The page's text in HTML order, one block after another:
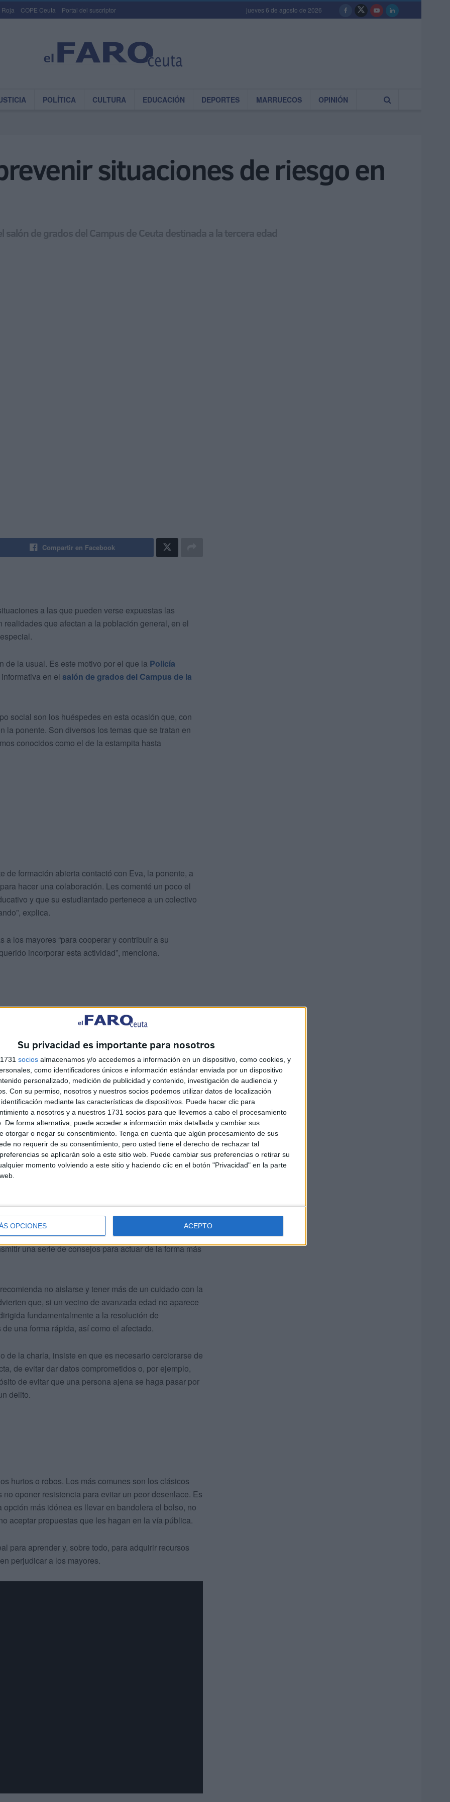
Su privacidad es importante para nosotros
socios almacenamos y/o accedemos a información en un dispositivo, como cookies, y
como identificadores únicos e información estándar enviada por un dispositivo
personalizado, medición de publicidad y contenido, investigación de audiencia y
Con su permiso, nosotros y nuestros socios podemos utilizar datos de localización
mediante las características de dispositivos. Puede hacer clic para
a nosotros y a nuestros 1731 socios para que llevemos a cabo el procesamiento
De forma alternativa, puede acceder a información más detallada y cambiar sus
otorgar o negar su consentimiento. Tenga en cuenta que algún procesamiento de sus
no requerir de su consentimiento, pero usted tiene el derecho de rechazar tal
se aplicarán solo a este sitio web. Puede cambiar sus preferencias o retirar su
momento volviendo a este sitio y haciendo clic en el botón "Privacidad" en la parte
OPCIONES ACEPTO
Roja COPE Ceuta Portal del suscriptor jueves 6 de agosto de 2026
POLÍTICA CULTURA EDUCACIÓN DEPORTES MARRUECOS OPINIÓN
situaciones de riesgo en
salón de grados del Campus de Ceuta destinada a la tercera edad
Compartir en Facebook
a las que pueden verse expuestas las
realidades que afectan a la población general, en el
de la usual. Es este motivo por el que la Policía
en el salón de grados del Campus de la
social son los huéspedes en esta ocasión que, con
la ponente. Son diversos los temas que se tratan en
conocidos como el de la estampita hasta
formación abierta contactó con Eva, la ponente, a
hacer una colaboración. Les comenté un poco el
y que su estudiantado pertenece a un colectivo
explica.
los mayores “para cooperar y contribuir a su
incorporar esta actividad”, menciona.
los múltiples riesgos
a los que todos estamos
pero, quizás, en este tramo de edad con ciertas
es diferente”, indica.
sobre todo de cómo reconocer o qué hacer ante
académico
dar una serie de pautas para detectar este tipo de
una serie de consejos para actuar de la forma más
no aislarse y tener más de un cuidado con la
que, si un vecino de avanzada edad no aparece
fundamentalmente a la resolución de
una forma rápida, así como el afectado.
de la charla, insiste en que es necesario cerciorarse de
de evitar dar datos comprometidos o, por ejemplo,
de evitar que una persona ajena se haga pasar por
delito.
hurtos o robos. Los más comunes son los clásicos
oponer resistencia para evitar un peor desenlace. Es
más idónea es llevar en bandolera el bolso, no
aceptar propuestas que les hagan en la vía pública.
para aprender y, sobre todo, para adquirir recursos
perjudicar a los mayores.